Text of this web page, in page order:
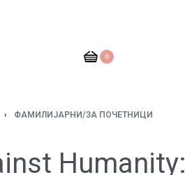
0
› ФАМИЛИЈАРНИ/ЗА ПОЧЕТНИЦИ
Humanity: